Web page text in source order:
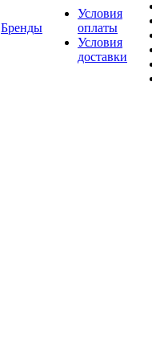
Бренды
Условия
оплаты
Условия
доставки